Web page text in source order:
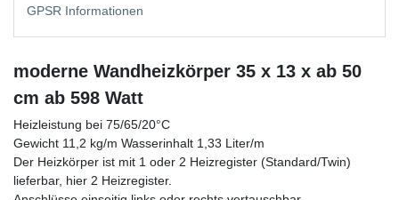
GPSR Informationen
moderne Wandheizkörper 35 x 13 x ab 50
cm ab 598 Watt
Heizleistung bei 75/65/20°C
Gewicht 11,2 kg/m Wasserinhalt 1,33 Liter/m
Der Heizkörper ist mit 1 oder 2 Heizregister (Standard/Twin)
lieferbar, hier 2 Heizregister.